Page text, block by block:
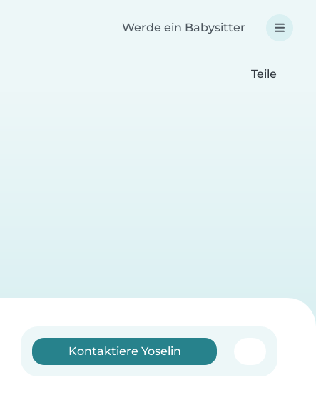
Werde ein Babysitter
Teile
Kontaktiere Yoselin